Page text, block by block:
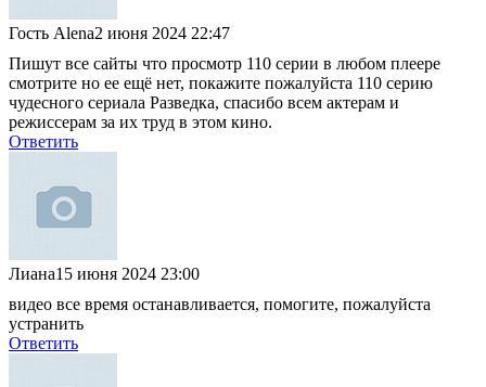
Гость Alena2 июня 2024 22:47
Пишут все сайты что просмотр 110 серии в любом плеере
смотрите но ее ещё нет, покажите пожалуйста 110 серию
чудесного сериала Разведка, спасибо всем актерам и
режиссерам за их труд в этом кино.
Ответить
Лиана15 июня 2024 23:00
видео все время останавливается, помогите, пожалуйста
устранить
Ответить